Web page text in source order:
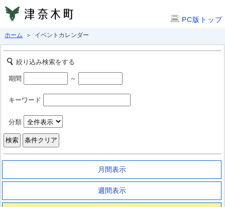
PC版トップ
ホーム ＞ イベントカレンダー
絞り込み検索をする
期間 ～
キーワード
分類
月間表示
週間表示